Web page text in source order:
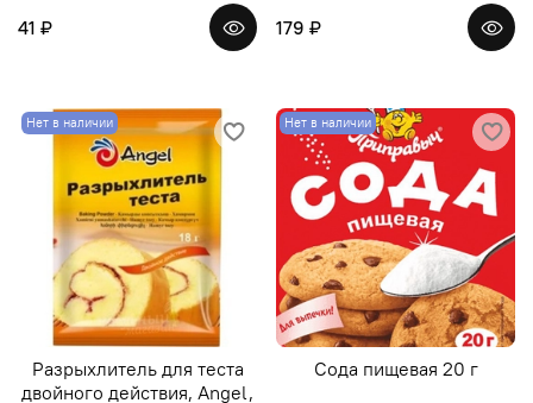
41 ₽
179 ₽
Нет в наличии
Разрыхлитель для теста
двойного действия, Angel,
Нет в наличии
Сода пищевая 20 г